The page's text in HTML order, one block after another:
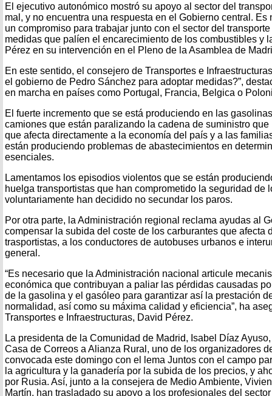
El ejecutivo autonómico mostró su apoyo al sector del
mal, y no encuentra una respuesta en el Gobierno central. Es
un compromiso para trabajar junto con el sector del
medidas que palíen el encarecimiento de los combustibles y
Pérez en su intervención en el Pleno de la Asamblea de
En este sentido, el consejero de Transportes e
el gobierno de Pedro Sánchez para adoptar medidas?”,
en marcha en países como Portugal, Francia, Belgica o
El fuerte incremento que se está produciendo en las
camiones que están paralizando la cadena de suministro
que afecta directamente a la economía del país y a las
están produciendo problemas de abastecimientos en
esenciales.
Lamentamos los episodios violentos que se están
huelga transportistas que han comprometido la seguridad de
voluntariamente han decidido no secundar los paros.
Por otra parte, la Administración regional reclama ayudas al
compensar la subida del coste de los carburantes que afecta
trasportistas, a los conductores de autobuses urbanos e
general.
“Es necesario que la Administración nacional articule
económica que contribuyan a paliar las pérdidas causadas
de la gasolina y el gasóleo para garantizar así la prestación
normalidad, así como su máxima calidad y eficiencia”, ha
Transportes e Infraestructuras, David Pérez.
La presidenta de la Comunidad de Madrid, Isabel Díaz
Casa de Correos a Alianza Rural, uno de los organizadores
convocada este domingo con el lema Juntos con el campo
la agricultura y la ganadería por la subida de los precios, y
por Rusia. Así, junto a la consejera de Medio Ambiente,
Martín, han trasladado su apoyo a los profesionales del